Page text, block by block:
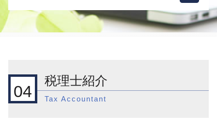
会社設立 必要なもの
自宅 事務所 経費
役員報酬 決め方
法人化 タイミング
起業支援 サポート
顧問契約 税理士
節税対策 法人税
節税対策 法人 投資
節税対策
会計 税務顧問
外国子会社 配当 益金不算入
国際税務 メリット
外国子会社合算税制 租税特別措置法
国際税務 相談
外国子会社合算税制 租税負担割合
品川区 国際税務相談
新宿区 会社設立前 流れ
品川区 一般税務
目黒区 税務調査
04
税理士紹介
Tax Accountant